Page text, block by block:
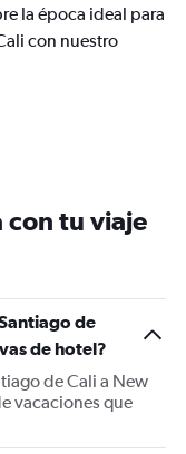
la época ideal para
con nuestro
tu viaje
de
de hotel?
de Cali a New
vacaciones que